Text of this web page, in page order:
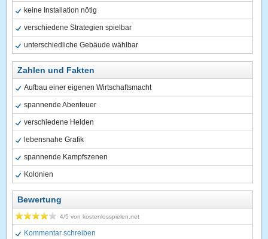
keine Installation nötig
verschiedene Strategien spielbar
unterschiedliche Gebäude wählbar
Zahlen und Fakten
Aufbau einer eigenen Wirtschaftsmacht
spannende Abenteuer
verschiedene Helden
lebensnahe Grafik
spannende Kampfszenen
Kolonien
Bewertung
4/5 vonkostenlosspielen.net
Kommentar schreiben